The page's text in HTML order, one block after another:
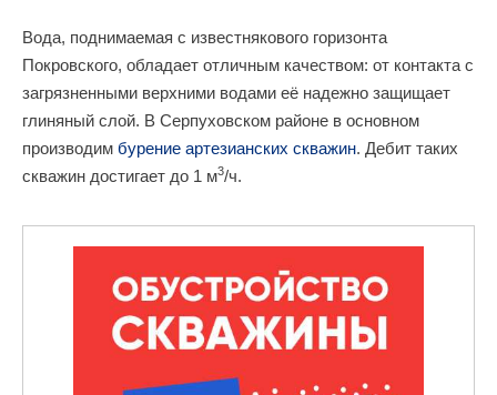
Вода, поднимаемая с известнякового горизонта
Покровского, обладает отличным качеством: от контакта с
загрязненными верхними водами её надежно защищает
глиняный слой. В Серпуховском районе в основном
производим бурение артезианских скважин. Дебит таких
скважин достигает до 1 м3/ч.